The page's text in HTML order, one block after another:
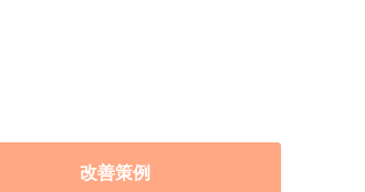
改善策例